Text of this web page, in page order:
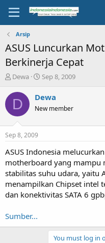
Arsip
ASUS Luncurkan
Berkinerja Cepat
T
r
a
t
a
t
e
r
Dewa
S
a
t
e
Sep 8, 2009
D Dewa
New member
Sep 8, 2009
ASUS Indonesia
motherboard yang mampu
stabilitas suhu udara, yaitu
menampilkan Chipset intel
dan konektivitas SATA 6
Sumber...
You must log in